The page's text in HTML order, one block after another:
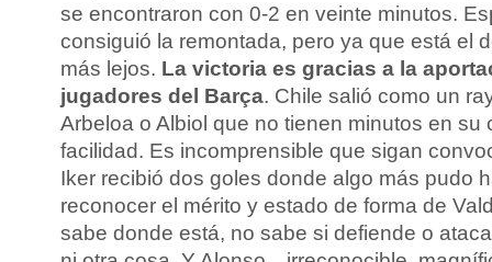
se encontraron con 0-2 en veinte minutos.
consiguió la remontada, pero ya que está el
más lejos. La victoria es gracias a la
jugadores del Barça. Chile salió como un
Arbeloa o Albiol que no tienen minutos en
facilidad. Es incomprensible que sigan
Iker recibió dos goles donde algo más pudo
reconocer el mérito y estado de forma de
sabe donde está, no sabe si defiende o